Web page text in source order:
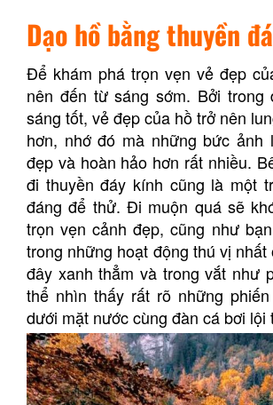
Dạo hồ bằng thuyền
Để khám phá trọn vẹn vẻ đẹp
nên đến từ sáng sớm. Bởi trong
sáng tốt, vẻ đẹp của hồ trở nên
hơn, nhớ đó mà những bức ảnh
đẹp và hoàn hảo hơn rất nhiều.
đi thuyền đáy kính cũng là một
đáng để thử. Đi muộn quá sẽ
trọn vẹn cảnh đẹp, cũng như
trong những hoạt động thú vị
đây xanh thẳm và trong vắt như
thể nhìn thấy rất rõ những
dưới mặt nước cùng đàn cá bơi lội